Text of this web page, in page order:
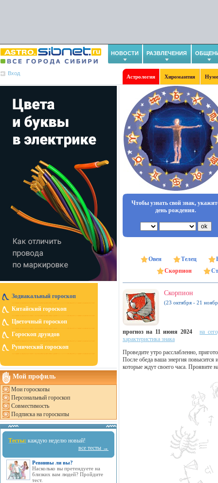
НОВОСТИ РАЗВЛЕЧЕНИЯ
Вход
Астрология Хиромантия
Зодиакальный гороскоп
Китайский гороскоп
Цветочный гороскоп
Гороскоп друидов
Рунический гороскоп
Мой профиль
Мои гороскопы
Персональный гороскоп
Совместимость
Подписка на гороскопы
Тесты: каждую неделю новый!
все тесты →
Ревнивы ли вы?
Насколько вы претендуете на
близких вам людей? Пройдите
тест.
Чтобы узнать свой знак,
день рождения.
Овен Телец
Скорпион
Скорпион
(23 октября - 21
прогноз на 11 июня 2024
на
характеристика знака
Проведите утро расслабленно,
После обеда ваша энергия
которые ждут своего часа. Проявите